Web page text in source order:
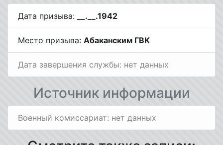
Дата призыва: __.__.1942
Место призыва: Абаканским ГВК
Дата завершения службы: нет данных
Источник информации
Военный комиссариат: нет данных